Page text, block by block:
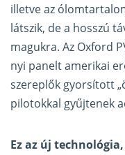
illetve az
látszik, de a hosszú
magukra. Az Oxford
nyi panelt amerikai
szereplők gyorsított
pilotokkal gyűjtenek
Ez az új